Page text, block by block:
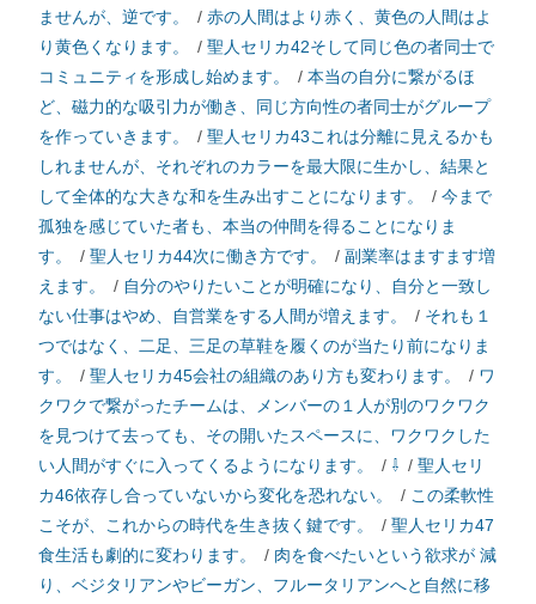
ませんが、逆です。
/ 赤の人間はより赤く、黄色の人間はよ
り黄色くなります。
/ 聖人セリカ42そして同じ色の者同士で
コミュニティを形成し始めます。
/ 本当の自分に繋がるほ
ど、磁力的な吸引力が働き、同じ方向性の者同士がグループ
を作っていきます。
/ 聖人セリカ43これは分離に見えるかも
しれませんが、それぞれのカラーを最大限に生かし、結果と
して全体的な大きな和を生み出すことになります。
/ 今まで
孤独を感じていた者も、本当の仲間を得ることになりま
す。
/ 聖人セリカ44次に働き方です。 / 副業率はますます増
えます。
/ 自分のやりたいことが明確になり、自分と一致し
ない仕事はやめ、自営業をする人間が増えます。
/ それも１
つではなく、二足、三足の草鞋を履くのが当たり前になりま
す。
/ 聖人セリカ45会社の組織のあり方も変わります。 / ワ
クワクで繋がったチームは、メンバーの１人が別のワクワク
を見つけて去っても、その開いたスペースに、ワクワクした
い人間がすぐに入ってくるようになります。
/ ⇩ / 聖人セリ
カ46依存し合っていないから変化を恐れない。
/ この柔軟性
こそが、これからの時代を生き抜く鍵です。
/ 聖人セリカ47
食生活も劇的に変わります。
/ 肉を食べたいという欲求が 減
り、ベジタリアンやビーガン、フルータリアンへと自然に移